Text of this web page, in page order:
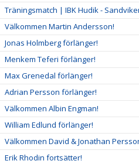
Träningsmatch | IBK Hudik -
Välkommen Martin Andersson!
Jonas Holmberg förlänger!
Menkem Teferi förlänger!
Max Grenedal förlänger!
Adrian Persson förlänger!
Välkommen Albin Engman!
William Edlund förlänger!
Välkommen David & Jonathan
Erik Rhodin fortsätter!